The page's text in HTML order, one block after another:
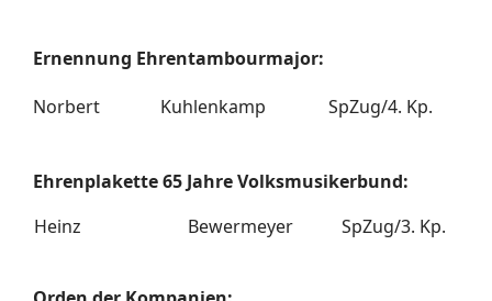
Ernennung Ehrentambourmajor:
Norbert
Kuhlenkamp SpZug/4. Kp.
Ehrenplakette 65 Jahre Volksmusikerbund:
Heinz
Bewermeyer SpZug/3. Kp.